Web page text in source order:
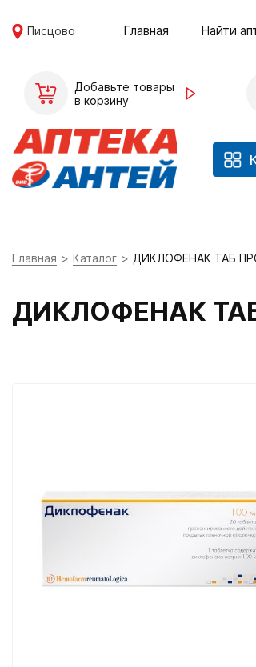
Писцово Главная Найти
Добавьте товары
в корзину
Главная Каталог ДИКЛОФЕНАК ТАБ
ДИКЛОФЕНАК